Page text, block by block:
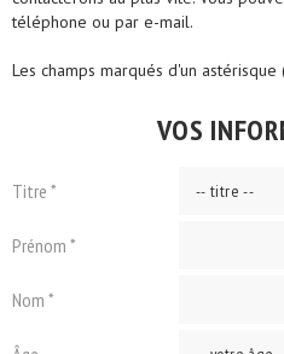
téléphone ou par e-mail.
Les champs marqués d'un
VOS
Titre *
Prénom *
Nom *